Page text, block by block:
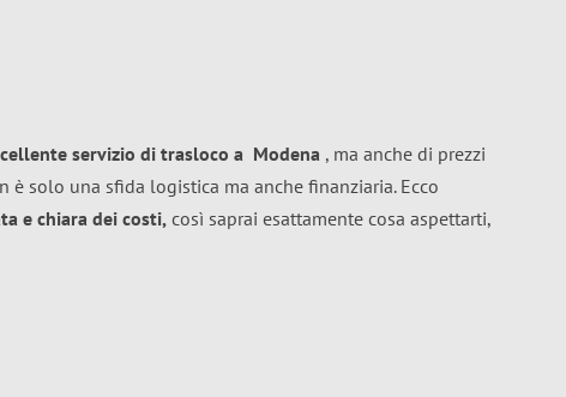
servizio di trasloco a Modena , ma anche di prezzi
è solo una sfida logistica ma anche finanziaria. Ecco
e chiara dei costi, così saprai esattamente cosa aspettarti,